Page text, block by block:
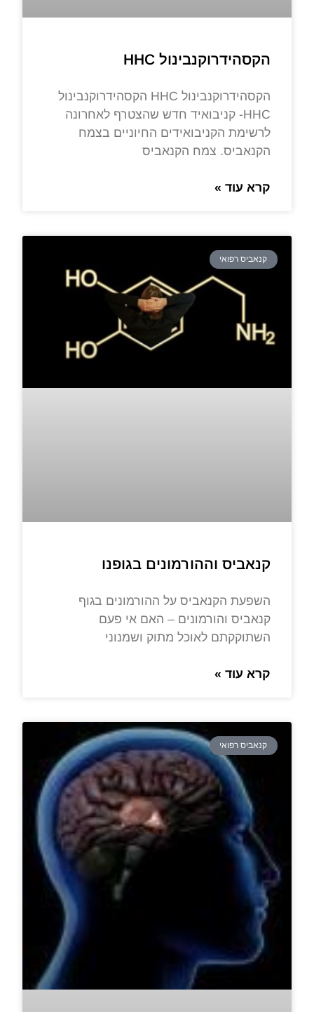
הקסהידרוקנבינול HHC
הקסהידרוקנבינול HHC הקסהידרוקנבינול
HHC- קניבואיד חדש שהצטרף לאחרונה
לרשימת הקניבואידים החיוניים בצמח
הקנאביס. צמח הקנאביס
קרא עוד »
קנאביס רפואי
קנאביס וההורמונים בגופנו
השפעת הקנאביס על ההורמונים בגוף
קנאביס והורמונים – האם אי פעם
השתוקקתם לאוכל מתוק ושמנוני
קרא עוד »
קנאביס רפואי